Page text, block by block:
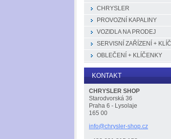
CHRYSLER
PROVOZNÍ KAPALINY
VOZIDLA NA PRODEJ
SERVISNÍ ZAŘÍZENÍ +
OBLEČENÍ + KLÍČENKY
KONTAKT
CHRYSLER SHOP
Starodvorská 36
Praha 6 - Lysolaje
165 00
info@chrysler-shop.cz